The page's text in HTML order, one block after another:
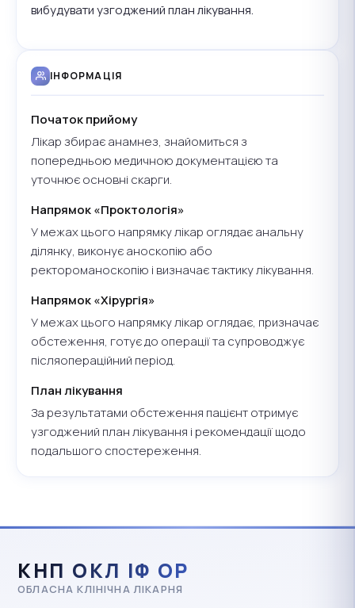
вибудувати узгоджений план лікування.
ІНФОРМАЦІЯ
Початок прийому
Лікар збирає анамнез, знайомиться з
попередньою медичною документацією та
уточнює основні скарги.
Напрямок «Проктологія»
У межах цього напрямку лікар оглядає анальну
ділянку, виконує аноскопію або
ректороманоскопію і визначає тактику лікування.
Напрямок «Хірургія»
У межах цього напрямку лікар оглядає, призначає
обстеження, готує до операції та супроводжує
післяопераційний період.
План лікування
За результатами обстеження пацієнт отримує
узгоджений план лікування і рекомендації щодо
подальшого спостереження.
КНП ОКЛ ІФ ОР
ОБЛАСНА КЛІНІЧНА ЛІКАРНЯ